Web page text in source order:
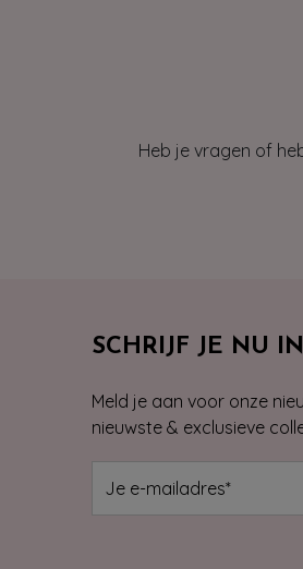
Heb je vragen of
SCHRIJF JE NU
Meld je aan voor onze
nieuwste & exclusieve